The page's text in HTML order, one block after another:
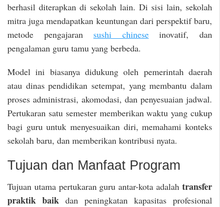
berhasil diterapkan di sekolah lain. Di sisi lain, sekolah
mitra juga mendapatkan keuntungan dari perspektif baru,
metode pengajaran sushi chineseinovatif, dan
pengalaman guru tamu yang berbeda.
Model ini biasanya didukung oleh pemerintah daerah
atau dinas pendidikan setempat, yang membantu dalam
proses administrasi, akomodasi, dan penyesuaian jadwal.
Pertukaran satu semester memberikan waktu yang cukup
bagi guru untuk menyesuaikan diri, memahami konteks
sekolah baru, dan memberikan kontribusi nyata.
Tujuan dan Manfaat Program
Tujuan utama pertukaran guru antar-kota adalah transfer
praktik baik dan peningkatan kapasitas profesional